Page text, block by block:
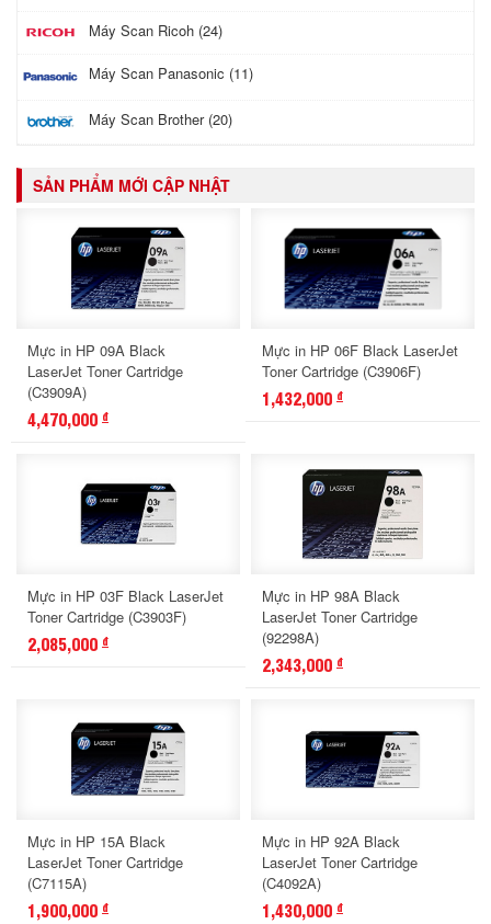
Máy Scan Ricoh (24)
Máy Scan Panasonic (11)
Máy Scan Brother (20)
SẢN PHẨM MỚI CẬP NHẬT
Mực in HP 09A Black
LaserJet Toner Cartridge
(C3909A)
4,470,000 đ
Mực in HP 06F Black LaserJet
Toner Cartridge (C3906F)
1,432,000 đ
Mực in HP 03F Black LaserJet
Toner Cartridge (C3903F)
2,085,000 đ
Mực in HP 98A Black
LaserJet Toner Cartridge
(92298A)
2,343,000 đ
Mực in HP 15A Black
LaserJet Toner Cartridge
(C7115A)
1,900,000 đ
Mực in HP 92A Black
LaserJet Toner Cartridge
(C4092A)
1,430,000 đ